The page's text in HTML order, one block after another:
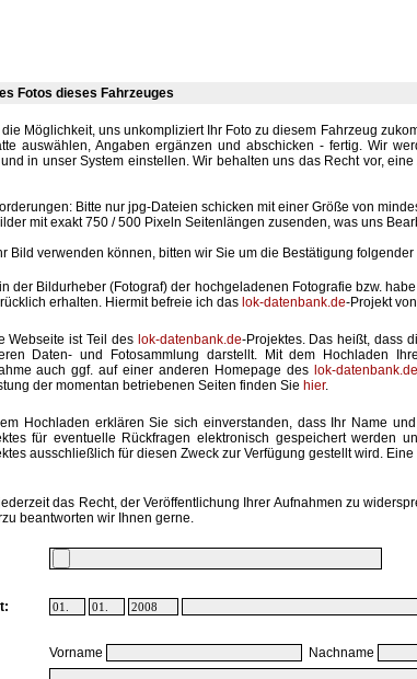
Fotos dieses Fahrzeuges
die Möglichkeit, uns unkompliziert Ihr Foto zu diesem Fahrzeug
auswählen, Angaben ergänzen und abschicken - fertig. Wir
in unser System einstellen. Wir behalten uns das Recht vor,
Bitte nur jpg-Dateien schicken mit einer Größe von
mit exakt 750 / 500 Pixeln Seitenlängen zusenden, was uns
Bild verwenden können, bitten wir Sie um die Bestätigung folgender
der Bildurheber (Fotograf) der hochgeladenen Fotografie bzw.
erhalten. Hiermit befreie ich das lok-datenbank.de-Projekt
Webseite ist Teil des lok-datenbank.de-Projektes. Das heißt, dass
Daten- und Fotosammlung darstellt. Mit dem Hochladen
auch ggf. auf einer anderen Homepage des lok-datenbank.de
der momentan betriebenen Seiten finden Sie hier.
Hochladen erklären Sie sich einverstanden, dass Ihr Name
für eventuelle Rückfragen elektronisch gespeichert werden
ausschließlich für diesen Zweck zur Verfügung gestellt wird.
das Recht, der Veröffentlichung Ihrer Aufnahmen zu
beantworten wir Ihnen gerne.
Vorname
Nachname